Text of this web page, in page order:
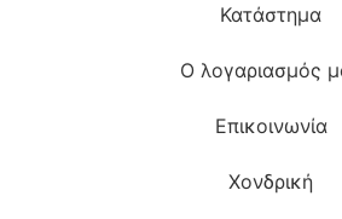
Κατάστημα
Ο λογαριασμός
Επικοινωνία
Χονδρική